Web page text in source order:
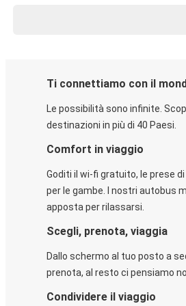
Ti connettiamo con il
Le possibilità sono infinite.
destinazioni in più di 40 Paesi.
Comfort in viaggio
Goditi il wi-fi gratuito, le prese
per le gambe. I nostri autobus
apposta per rilassarsi.
Scegli, prenota, viaggia
Dallo schermo al tuo posto a
prenota, al resto ci pensiamo
Condividere il viaggio